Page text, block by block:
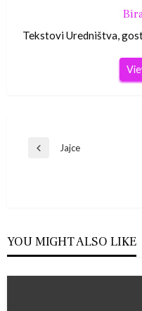
Tekstovi Uredništva,
Navigacija
Previous
Jajce
YOU MIGHT ALSO LIKE